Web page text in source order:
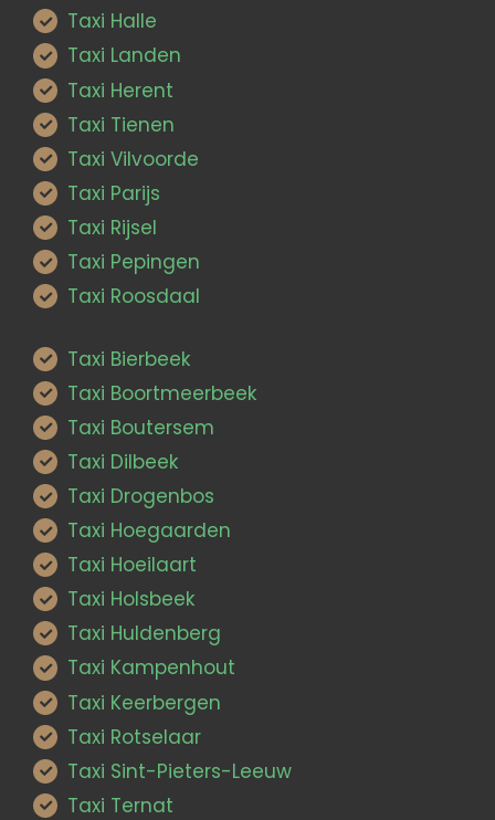
Taxi Halle
Taxi Landen
Taxi Herent
Taxi Tienen
Taxi Vilvoorde
Taxi Parijs
Taxi Rijsel
Taxi Pepingen
Taxi Roosdaal
Taxi Bierbeek
Taxi Boortmeerbeek
Taxi Boutersem
Taxi Dilbeek
Taxi Drogenbos
Taxi Hoegaarden
Taxi Hoeilaart
Taxi Holsbeek
Taxi Huldenberg
Taxi Kampenhout
Taxi Keerbergen
Taxi Rotselaar
Taxi Sint-Pieters-Leeuw
Taxi Ternat